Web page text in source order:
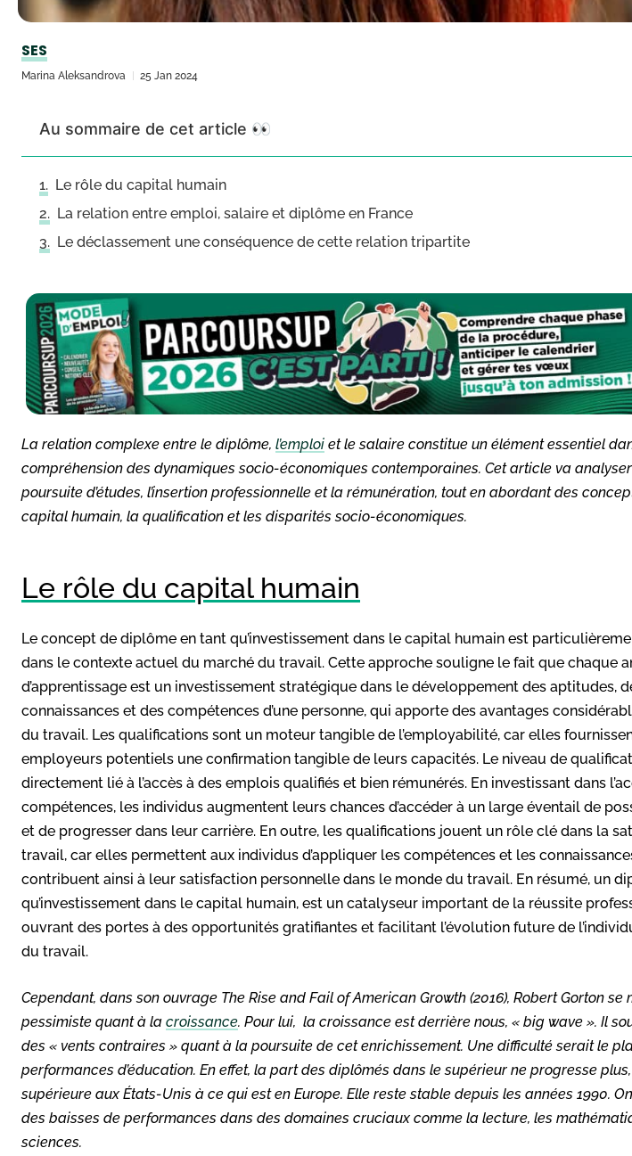
SES
Marina Aleksandrova 25 Jan 2024
Au sommaire de cet article 👀
Le rôle du capital humain
La relation entre emploi, salaire et diplôme en France
Le déclassement une conséquence de cette relation tripartite
La relation complexe entre le diplôme, l’emploi et le salaire constitue un élément essentiel
compréhension des dynamiques socio-économiques contemporaines. Cet article va
poursuite d’études, l’insertion professionnelle et la rémunération, tout en abordant des
capital humain, la qualification et les disparités socio-économiques.
Le rôle du capital humain
Le concept de diplôme en tant qu’investissement dans le capital humain est
dans le contexte actuel du marché du travail. Cette approche souligne le fait que chaque
d’apprentissage est un investissement stratégique dans le développement des aptitudes,
connaissances et des compétences d’une personne, qui apporte des avantages
du travail. Les qualifications sont un moteur tangible de l’employabilité, car elles
employeurs potentiels une confirmation tangible de leurs capacités. Le niveau de
directement lié à l’accès à des emplois qualifiés et bien rémunérés. En investissant dans
compétences, les individus augmentent leurs chances d’accéder à un large éventail de
et de progresser dans leur carrière. En outre, les qualifications jouent un rôle clé dans la
travail, car elles permettent aux individus d’appliquer les compétences et les
contribuent ainsi à leur satisfaction personnelle dans le monde du travail. En résumé, un
qu’investissement dans le capital humain, est un catalyseur important de la réussite
ouvrant des portes à des opportunités gratifiantes et facilitant l’évolution future de
du travail.
Cependant, dans son ouvrage The Rise and Fail of American Growth (2016), Robert Gorton se
pessimiste quant à la croissance. Pour lui, la croissance est derrière nous, « big wave ». Il
des « vents contraires » quant à la poursuite de cet enrichissement. Une difficulté serait le
performances d’éducation. En effet, la part des diplômés dans le supérieur ne progresse
supérieure aux États-Unis à ce qui est en Europe. Elle reste stable depuis les années 1990.
des baisses de performances dans des domaines cruciaux comme la lecture, les
sciences.